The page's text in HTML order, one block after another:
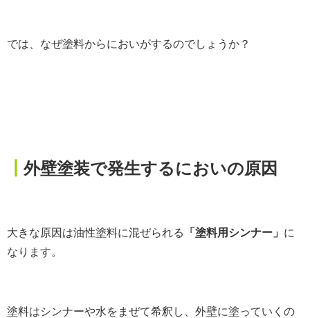
では、なぜ塗料からにおいがするのでしょうか？
外壁塗装で発生するにおいの原因
大きな原因は油性塗料に混ぜられる 「塗料用シンナー」 に
なります。
塗料はシンナーや水をまぜて希釈し、外壁に塗っていくの